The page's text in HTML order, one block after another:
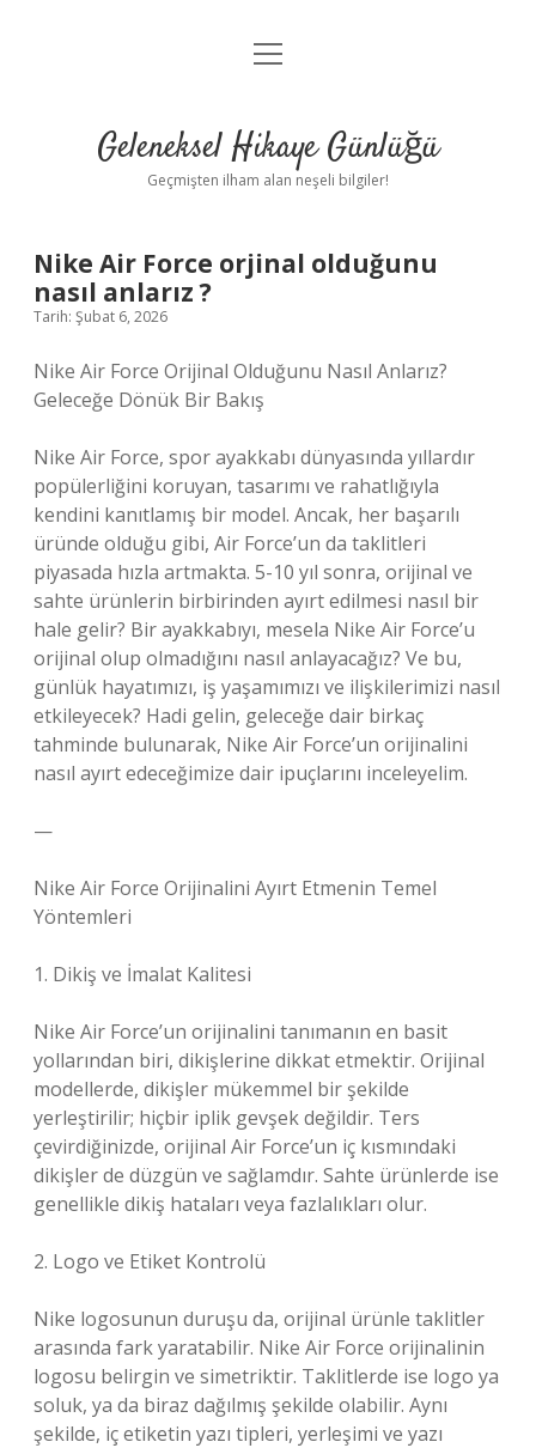
Anasayfa
Yasal Uyarı
menüyü
Geleneksel Hikaye Günlüğü
Geçmişten ilham alan neşeli bilgiler!
Nike Air Force orjinal olduğunu
nasıl anlarız ?
Tarih: Şubat 6, 2026
Nike Air Force Orijinal Olduğunu Nasıl Anlarız?
Geleceğe Dönük Bir Bakış
Nike Air Force, spor ayakkabı dünyasında yıllardır
popülerliğini koruyan, tasarımı ve rahatlığıyla
kendini kanıtlamış bir model. Ancak, her başarılı
üründe olduğu gibi, Air Force’un da taklitleri
piyasada hızla artmakta. 5-10 yıl sonra, orijinal ve
sahte ürünlerin birbirinden ayırt edilmesi nasıl bir
hale gelir? Bir ayakkabıyı, mesela Nike Air Force’u
orijinal olup olmadığını nasıl anlayacağız? Ve bu,
günlük hayatımızı, iş yaşamımızı ve ilişkilerimizi nasıl
etkileyecek? Hadi gelin, geleceğe dair birkaç
tahminde bulunarak, Nike Air Force’un orijinalini
nasıl ayırt edeceğimize dair ipuçlarını inceleyelim.
—
Nike Air Force Orijinalini Ayırt Etmenin Temel
Yöntemleri
1. Dikiş ve İmalat Kalitesi
Nike Air Force’un orijinalini tanımanın en basit
yollarından biri, dikişlerine dikkat etmektir. Orijinal
modellerde, dikişler mükemmel bir şekilde
yerleştirilir; hiçbir iplik gevşek değildir. Ters
çevirdiğinizde, orijinal Air Force’un iç kısmındaki
dikişler de düzgün ve sağlamdır. Sahte ürünlerde ise
genellikle dikiş hataları veya fazlalıkları olur.
2. Logo ve Etiket Kontrolü
Nike logosunun duruşu da, orijinal ürünle taklitler
arasında fark yaratabilir. Nike Air Force orijinalinin
logosu belirgin ve simetriktir. Taklitlerde ise logo ya
soluk, ya da biraz dağılmış şekilde olabilir. Aynı
şekilde, iç etiketin yazı tipleri, yerleşimi ve yazı